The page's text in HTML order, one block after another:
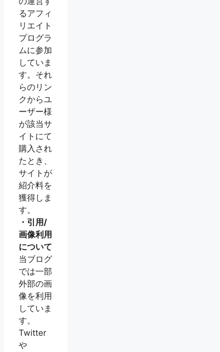
るアフィ
リエイト
プログラ
ムに参加
していま
す。それ
らのリン
クからユ
ーザー様
が該当サ
イトにて
購入され
たとき、
サイトが
紹介料を
獲得しま
す。
・引用/
画像利用
について
当ブログ
では一部
外部の画
像を利用
していま
す。
Twitter
や